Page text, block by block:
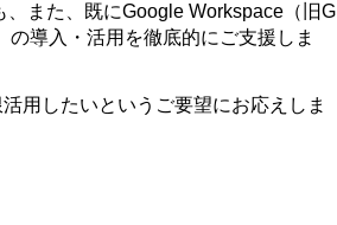
また、既にGoogle Workspace（旧G
導入・活用を徹底的にご支援しま
用したいというご要望にお応えしま